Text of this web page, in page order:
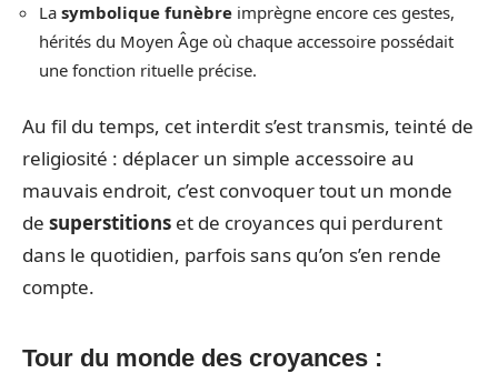
La symbolique funèbre imprègne encore ces gestes,
hérités du Moyen Âge où chaque accessoire possédait
une fonction rituelle précise.
Au fil du temps, cet interdit s’est transmis, teinté de
religiosité : déplacer un simple accessoire au
mauvais endroit, c’est convoquer tout un monde
de superstitions et de croyances qui perdurent
dans le quotidien, parfois sans qu’on s’en rende
compte.
Tour du monde des croyances :